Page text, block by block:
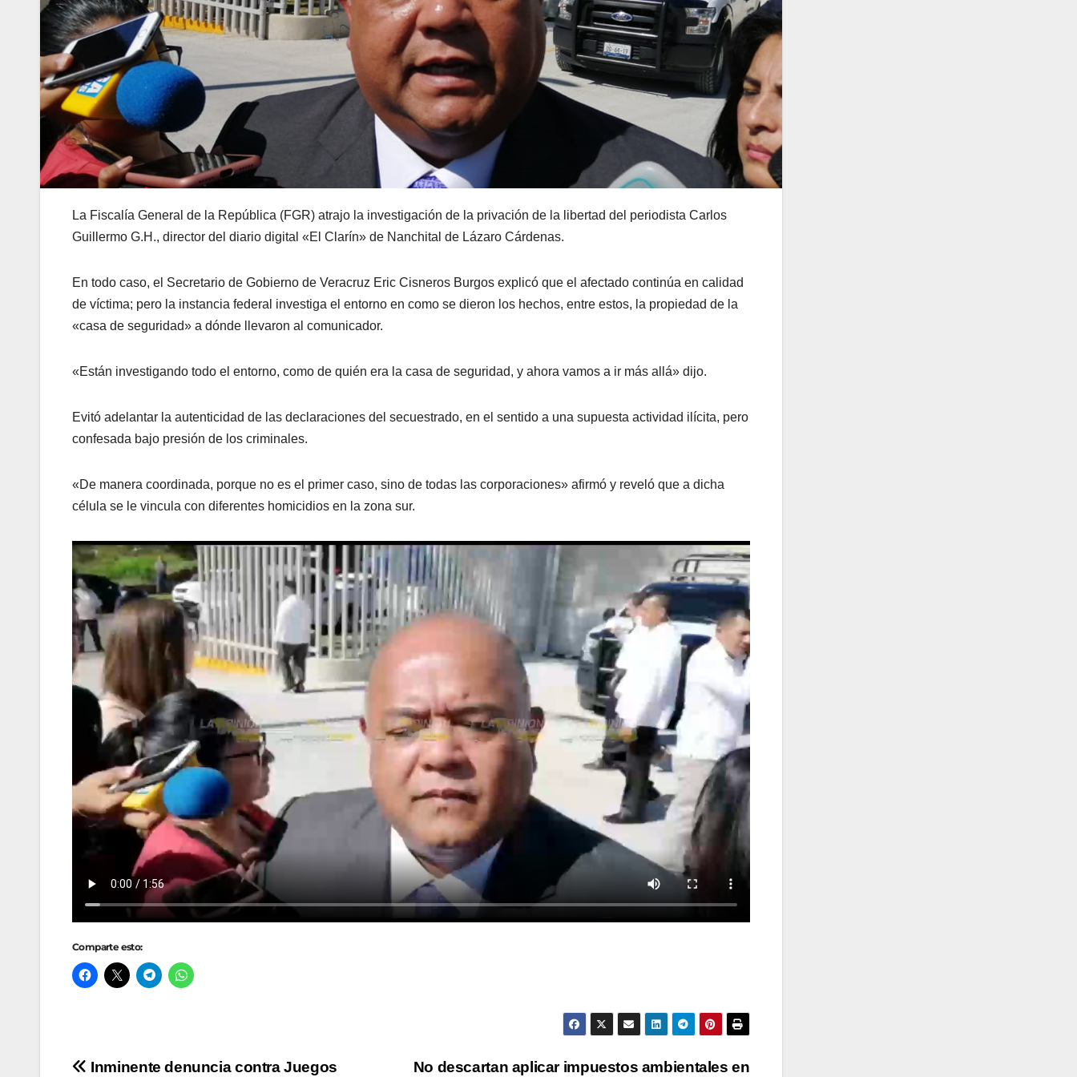
La Fiscalía General de la República (FGR) atrajo la investigación de la privación de la libertad del periodista Carlos
Guillermo G.H., director del diario digital «El Clarín» de Nanchital de Lázaro Cárdenas.
En todo caso, el Secretario de Gobierno de Veracruz Eric Cisneros Burgos explicó que el afectado continúa en calidad
de víctima; pero la instancia federal investiga el entorno en como se dieron los hechos, entre estos, la propiedad de la
«casa de seguridad» a dónde llevaron al comunicador.
«Están investigando todo el entorno, como de quién era la casa de seguridad, y ahora vamos a ir más allá» dijo.
Evitó adelantar la autenticidad de las declaraciones del secuestrado, en el sentido a una supuesta actividad ilícita, pero
confesada bajo presión de los criminales.
«De manera coordinada, porque no es el primer caso, sino de todas las corporaciones» afirmó y reveló que a dicha
célula se le vincula con diferentes homicidios en la zona sur.
Comparte esto:
No descartan aplicar impuestos ambientales en
Inminente denuncia contra Juegos